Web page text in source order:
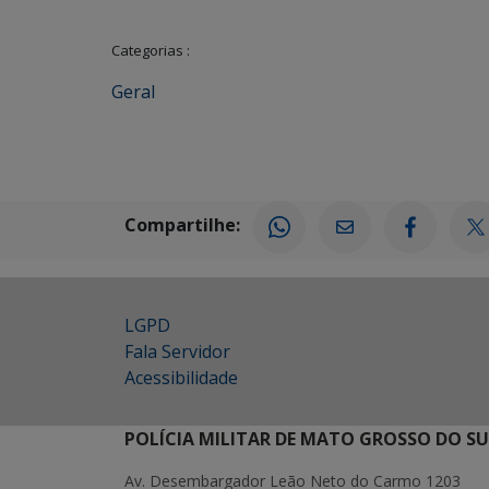
Categorias :
Geral
Compartilhe:
LGPD
Fala Servidor
Acessibilidade
POLÍCIA MILITAR DE MATO GROSSO DO
Av. Desembargador Leão Neto do Carmo 1203